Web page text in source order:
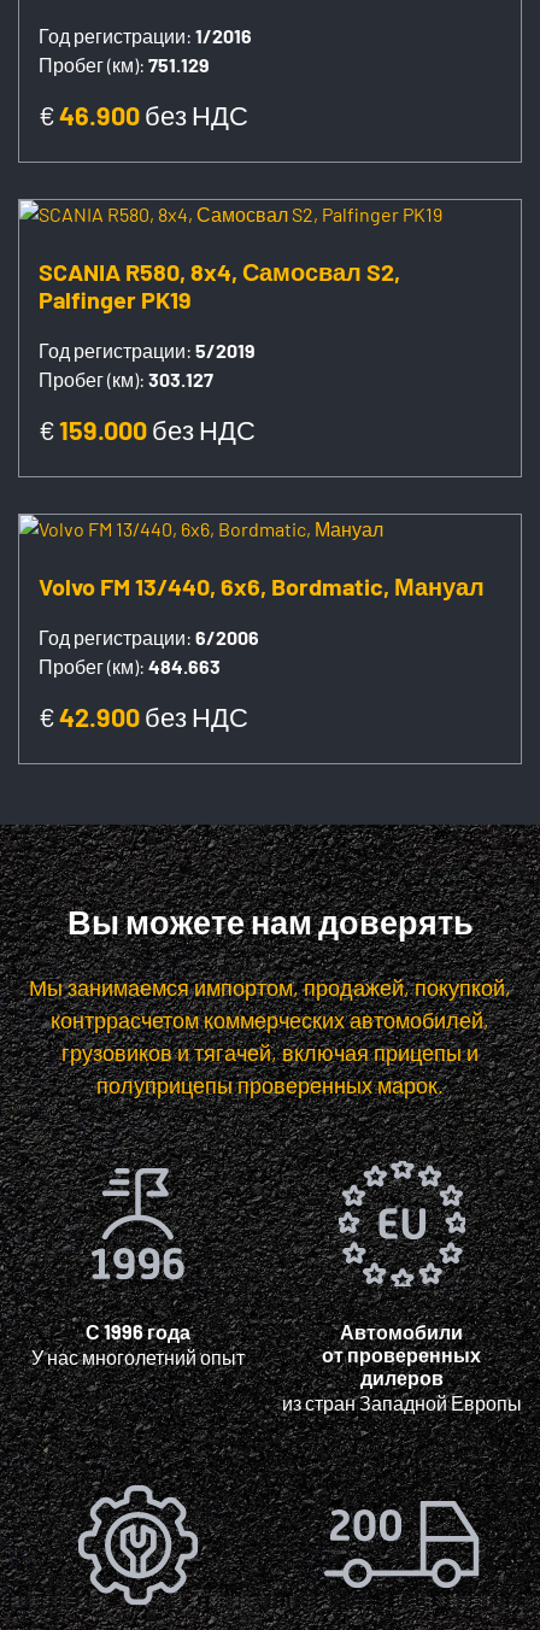
Год регистрации: 1/2016
Пробег (км): 751.129
€46.900без НДС
SCANIA R580, 8x4, Самосвал S2,
Palfinger PK19
Год регистрации: 5/2019
Пробег (км): 303.127
€159.000без НДС
Volvo FM 13/440, 6x6, Bordmatic, Мануал
Год регистрации: 6/2006
Пробег (км): 484.663
€42.900без НДС
Вы можете нам доверять
Мы занимаемся импортом, продажей, покупкой,
контррасчетом коммерческих автомобилей,
грузовиков и тягачей, включая прицепы и
полуприцепы проверенных марок.
С 1996 года
У нас многолетний опыт
Автомобили
от проверенных
дилеров
из стран Западной Европы